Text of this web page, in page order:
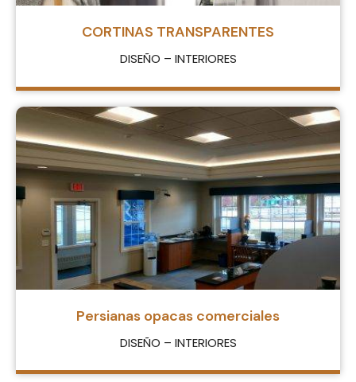
CORTINAS TRANSPARENTES
DISEÑO – INTERIORES
Persianas opacas comerciales
DISEÑO – INTERIORES